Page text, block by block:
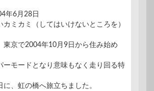
年6月28日
カミカミ（してはいけないところを）
東京で2004年10月9日から住み始め
ーモードとなり意味もなく走り回る特
、虹の橋へ旅立ちました。